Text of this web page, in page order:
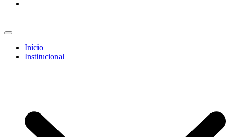
Início
Institucional